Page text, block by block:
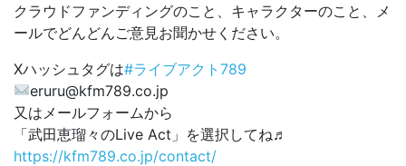
クラウドファンディングのこと、キャラクターのこと、メ
ールでどんどんご意見お聞かせください。
Xハッシュタグは#ライブアクト789
eruru@kfm789.co.jp
又はメールフォームから
「武田恵瑠々のLive Act」を選択してね♬
https://kfm789.co.jp/contact/